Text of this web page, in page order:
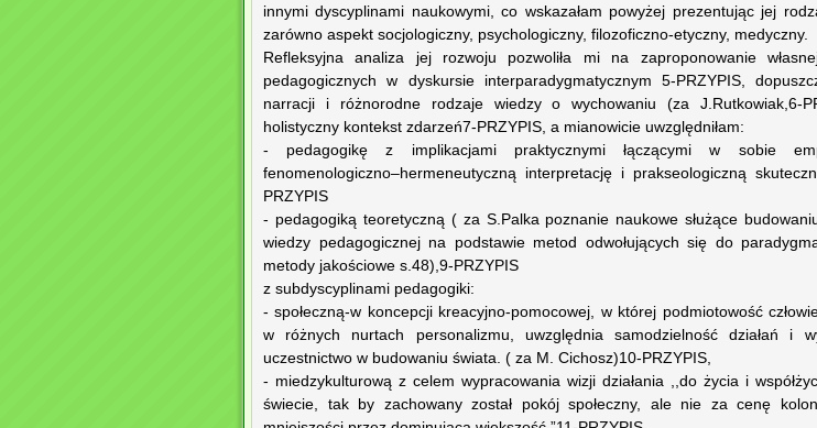
innymi dyscyplinami naukowymi, co wskazałam powyżej prezentując jej
zarówno aspekt socjologiczny, psychologiczny, filozoficzno-etyczny, medyczny.
Refleksyjna analiza jej rozwoju pozwoliła mi na zaproponowanie
pedagogicznych w dyskursie interparadygmatycznym 5-PRZYPIS,
narracji i różnorodne rodzaje wiedzy o wychowaniu (za J.Rutkowiak,6-
holistyczny kontekst zdarzeń7-PRZYPIS, a mianowicie uwzględniłam:
- pedagogikę z implikacjami praktycznymi łączącymi w sobie
fenomenologiczno–hermeneutyczną interpretację i prakseologiczną
PRZYPIS
- pedagogiką teoretyczną ( za S.Palka poznanie naukowe służące
wiedzy pedagogicznej na podstawie metod odwołujących się do
metody jakościowe s.48),9-PRZYPIS
z subdyscyplinami pedagogiki:
- społeczną-w koncepcji kreacyjno-pomocowej, w której podmiotowość
w różnych nurtach personalizmu, uwzględnia samodzielność działań i
uczestnictwo w budowaniu świata. ( za M. Cichosz)10-PRZYPIS,
- miedzykulturową z celem wypracowania wizji działania ,,do życia i
świecie, tak by zachowany został pokój społeczny, ale nie za cenę